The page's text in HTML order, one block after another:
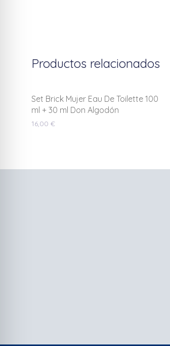
Productos relacionados
Set Brick Mujer Eau De Toilette 100
ml + 30 ml Don Algodón
16,00 €